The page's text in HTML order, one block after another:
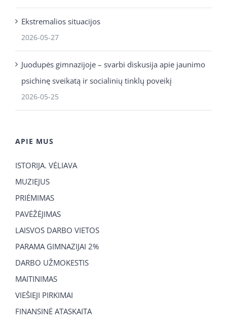
Ekstremalios situacijos
2026-05-27
Juodupės gimnazijoje – svarbi diskusija apie jaunimo
psichinę sveikatą ir socialinių tinklų poveikį
2026-05-25
APIE MUS
ISTORIJA. VĖLIAVA
MUZIEJUS
PRIĖMIMAS
PAVĖŽĖJIMAS
LAISVOS DARBO VIETOS
PARAMA GIMNAZIJAI 2%
DARBO UŽMOKESTIS
MAITINIMAS
VIEŠIEJI PIRKIMAI
FINANSINĖ ATASKAITA